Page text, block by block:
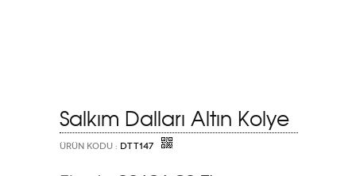
Salkım Dalları Altın Kolye
ÜRÜN KODU : DTT147